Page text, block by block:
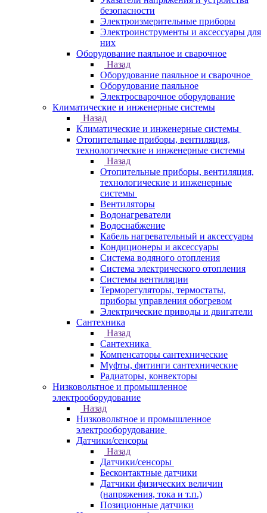
безопасности
Электроизмерительные приборы
Электроинструменты и аксессуары для
них
Оборудование паяльное и сварочное
Назад
Оборудование паяльное и сварочное
Оборудование паяльное
Электросварочное оборудование
Климатические и инженерные системы
Назад
Климатические и инженерные системы
Отопительные приборы, вентиляция,
технологические и инженерные системы
Назад
Отопительные приборы, вентиляция,
технологические и инженерные
системы
Вентиляторы
Водонагреватели
Водоснабжение
Кабель нагревательный и аксессуары
Кондиционеры и аксессуары
Система водяного отопления
Система электрического отопления
Системы вентиляции
Терморегуляторы, термостаты,
приборы управления обогревом
Электрические приводы и двигатели
Сантехника
Назад
Сантехника
Компенсаторы сантехнические
Муфты, фитинги сантехнические
Радиаторы, конвекторы
Низковольтное и промышленное
электрооборудование
Назад
Низковольтное и промышленное
электрооборудование
Датчики/сенсоры
Назад
Датчики/сенсоры
Бесконтактные датчики
Датчики физических величин
(напряжения, тока и т.п.)
Позиционные датчики